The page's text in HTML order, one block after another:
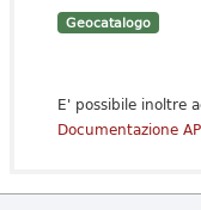
Geocatalogo
E' possibile inoltre
Documentazione